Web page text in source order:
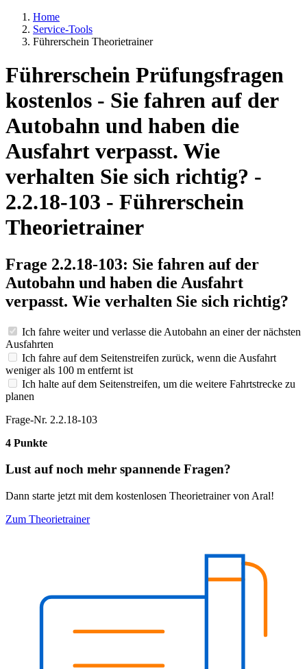
Home
Service-Tools
Führerschein Theorietrainer
Führerschein Prüfungsfragen
kostenlos - Sie fahren auf der
Autobahn und haben die
Ausfahrt verpasst. Wie
verhalten Sie sich richtig? -
2.2.18-103 - Führerschein
Theorietrainer
Frage 2.2.18-103: Sie fahren auf der
Autobahn und haben die Ausfahrt
verpasst. Wie verhalten Sie sich richtig?
Ich fahre weiter und verlasse die Autobahn an einer der nächsten
Ausfahrten
Ich fahre auf dem Seitenstreifen zurück, wenn die Ausfahrt
weniger als 100 m entfernt ist
Ich halte auf dem Seitenstreifen, um die weitere Fahrtstrecke zu
planen
Frage-Nr. 2.2.18-103
4 Punkte
Lust auf noch mehr spannende Fragen?
Dann starte jetzt mit dem kostenlosen Theorietrainer von Aral!
Zum Theorietrainer